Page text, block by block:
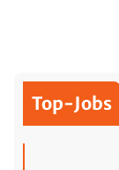
Top-Jobs